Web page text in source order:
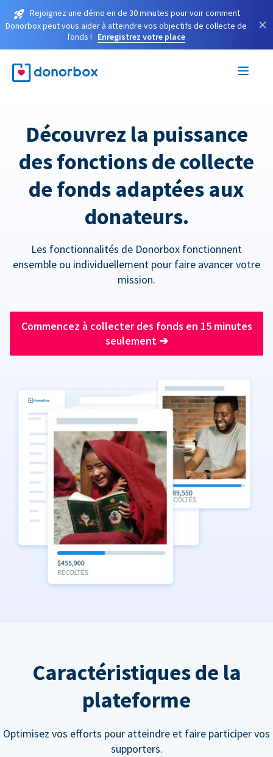
Rejoignez une démo en de 30 minutes pour voir comment
Donorbox peut vous aider à atteindre vos objectifs de collecte de
fonds !
Enregistrez votre place
×
Découvrez la puissance
des fonctions de collecte
de fonds adaptées aux
donateurs.
Les fonctionnalités de Donorbox fonctionnent
ensemble ou individuellement pour faire avancer votre
mission.
Commencez à collecter des fonds en 15 minutes
seulement ➔
Caractéristiques de la
plateforme
Optimisez vos efforts pour atteindre et faire participer vos
supporters.